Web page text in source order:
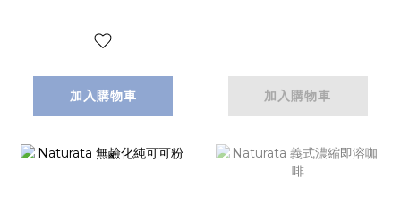
加入購物車 加入購物車